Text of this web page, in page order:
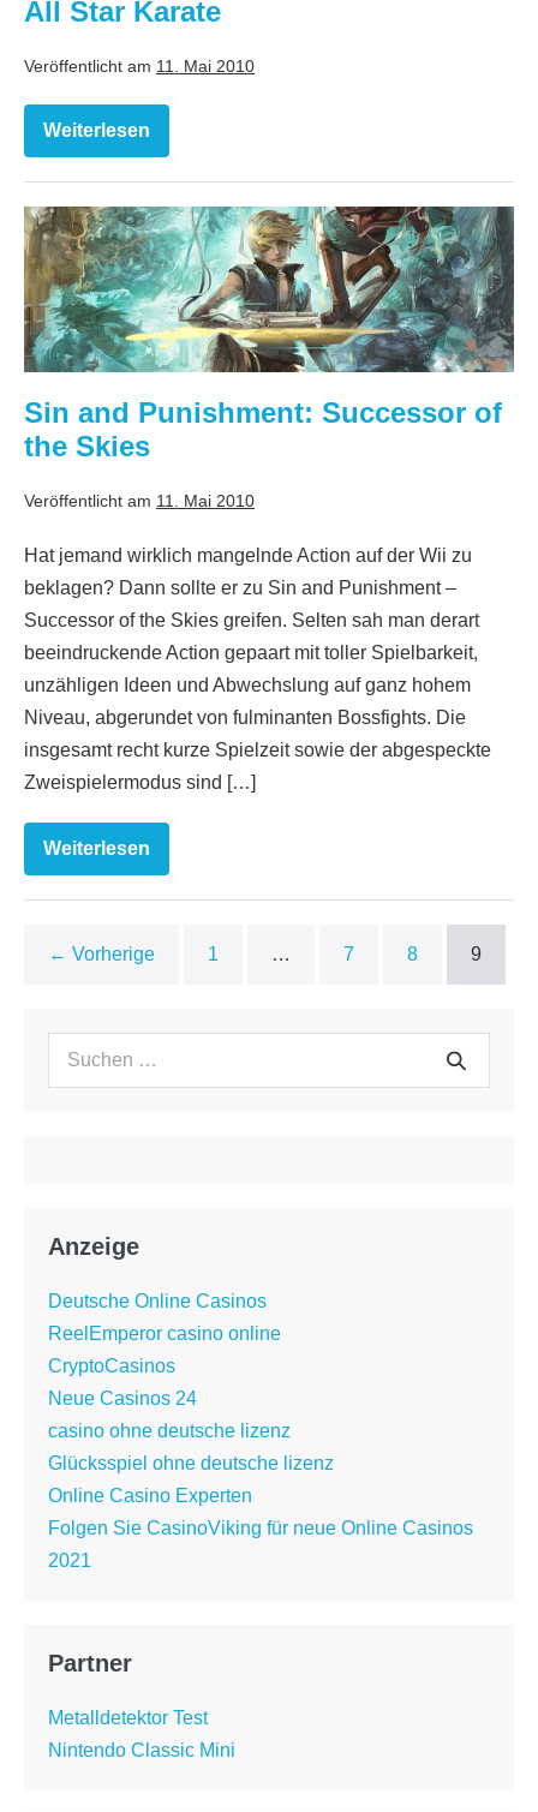
Desperate
Struggle
All Star Karate
Veröffentlicht am 11. Mai 2010
Weiterlesen
All
Star
Karate
Sin
and
Punishment:
Successor
of
Skies
Sin and Punishment: Successor of
the Skies
Veröffentlicht am 11. Mai 2010
Hat jemand wirklich mangelnde Action auf der Wii zu
beklagen? Dann sollte er zu Sin and Punishment –
Successor of the Skies greifen. Selten sah man derart
beeindruckende Action gepaart mit toller Spielbarkeit,
unzähligen Ideen und Abwechslung auf ganz hohem
Niveau, abgerundet von fulminanten Bossfights. Die
insgesamt recht kurze Spielzeit sowie der abgespeckte
Zweispielermodus sind […]
Weiterlesen
Sin
and
Punishment:
the
← Vorherige 1 … 7 8 9
Suchen
Suche
Anzeige
Deutsche Online Casinos
ReelEmperor casino online
CryptoCasinos
Neue Casinos 24
casino ohne deutsche lizenz
Glücksspiel ohne deutsche lizenz
Online Casino Experten
Folgen Sie CasinoViking für neue Online Casinos
2021
Partner
Metalldetektor Test
Nintendo Classic Mini